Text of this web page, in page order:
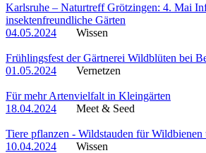
Karlsruhe – Naturtreff Grötzingen: 4. Mai
insektenfreundliche Gärten
04.05.2024
Wissen
Frühlingsfest der Gärtnerei Wildblüten bei
01.05.2024
Vernetzen
Für mehr Artenvielfalt in Kleingärten
18.04.2024
Meet & Seed
Tiere pflanzen - Wildstauden für Wildbienen
10.04.2024
Wissen